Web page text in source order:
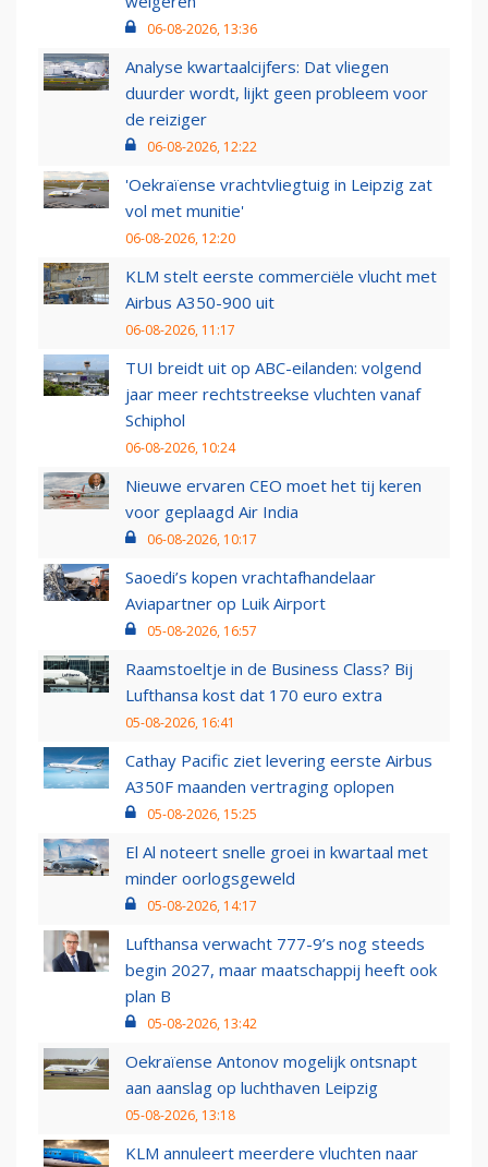
06-08-2026, 13:36
Analyse kwartaalcijfers: Dat vliegen
duurder wordt, lijkt geen probleem voor
de reiziger
06-08-2026, 12:22
'Oekraïense vrachtvliegtuig in Leipzig zat
vol met munitie'
06-08-2026, 12:20
KLM stelt eerste commerciële vlucht met
Airbus A350-900 uit
06-08-2026, 11:17
TUI breidt uit op ABC-eilanden: volgend
jaar meer rechtstreekse vluchten vanaf
Schiphol
06-08-2026, 10:24
Nieuwe ervaren CEO moet het tij keren
voor geplaagd Air India
06-08-2026, 10:17
Saoedi’s kopen vrachtafhandelaar
Aviapartner op Luik Airport
05-08-2026, 16:57
Raamstoeltje in de Business Class? Bij
Lufthansa kost dat 170 euro extra
05-08-2026, 16:41
Cathay Pacific ziet levering eerste Airbus
A350F maanden vertraging oplopen
05-08-2026, 15:25
El Al noteert snelle groei in kwartaal met
minder oorlogsgeweld
05-08-2026, 14:17
Lufthansa verwacht 777-9’s nog steeds
begin 2027, maar maatschappij heeft ook
plan B
05-08-2026, 13:42
Oekraïense Antonov mogelijk ontsnapt
aan aanslag op luchthaven Leipzig
05-08-2026, 13:18
KLM annuleert meerdere vluchten naar